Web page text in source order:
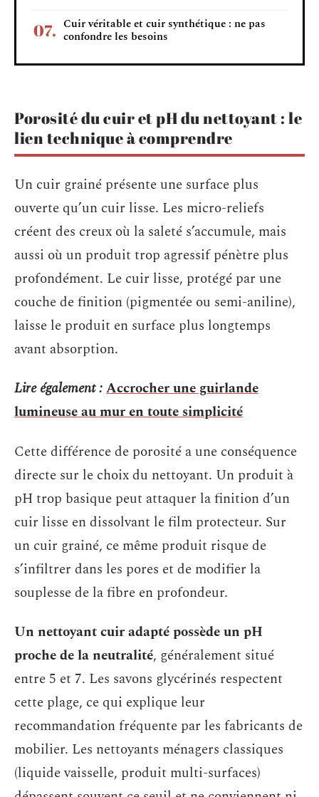
Cuir véritable et cuir synthétique : ne pas
confondre les besoins
Porosité du cuir et pH du nettoyant : le
lien technique à comprendre
Un cuir grainé présente une surface plus
ouverte qu’un cuir lisse. Les micro-reliefs
créent des creux où la saleté s’accumule, mais
aussi où un produit trop agressif pénètre plus
profondément. Le cuir lisse, protégé par une
couche de finition (pigmentée ou semi-aniline),
laisse le produit en surface plus longtemps
avant absorption.
Lire également :Accrocher une guirlande
lumineuse au mur en toute simplicité
Cette différence de porosité a une conséquence
directe sur le choix du nettoyant. Un produit à
pH trop basique peut attaquer la finition d’un
cuir lisse en dissolvant le film protecteur. Sur
un cuir grainé, ce même produit risque de
s’infiltrer dans les pores et de modifier la
souplesse de la fibre en profondeur.
Un nettoyant cuir adapté possède un pH
proche de la neutralité, généralement situé
entre 5 et 7. Les savons glycérinés respectent
cette plage, ce qui explique leur
recommandation fréquente par les fabricants de
mobilier. Les nettoyants ménagers classiques
(liquide vaisselle, produit multi-surfaces)